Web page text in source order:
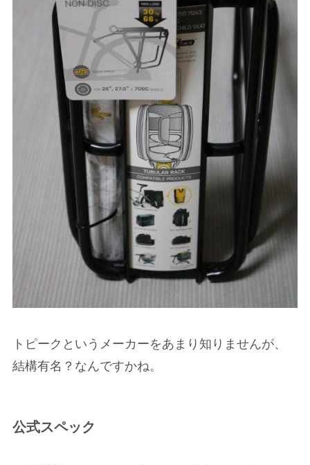
トピークというメーカーをあまり知りませんが、
結構有名？なんですかね。
公式スペック